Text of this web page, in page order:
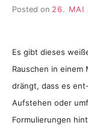
Posted on 26. MAI
Es gibt dieses
Rauschen in einem
drängt, dass es
Aufstehen oder
Formulierungen